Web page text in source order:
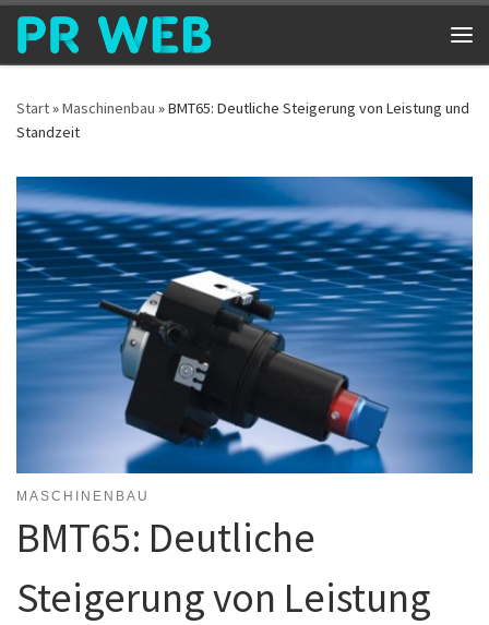
Zum Inhalt springen
Start»Maschinenbau »BMT65: Deutliche Steigerung von Leistung und
Standzeit
MASCHINENBAU
BMT65: Deutliche
Steigerung von Leistung